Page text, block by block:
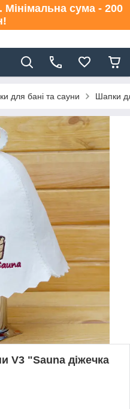
Мінімальна сума - 200
для бані та сауни Шапки
V3 "Sauna діжечка